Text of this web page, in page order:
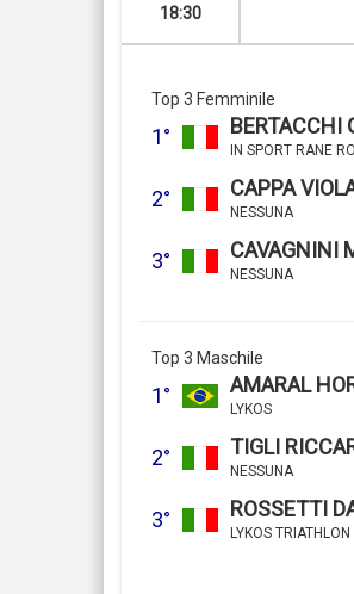
18:30
Top 3 Femminile
1° BERTACCHI
IN SPORT RANE
2° CAPPA
NESSUNA
3° CAVAGNINI
NESSUNA
Top 3 Maschile
1° AMARAL
LYKOS
2° TIGLI
NESSUNA
3° ROSSETTI
LYKOS TRIATHLON